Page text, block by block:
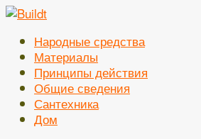
Перейти
контентуНародные средства
Материалы
Принципы действия
Общие сведения
Сантехника
Дом